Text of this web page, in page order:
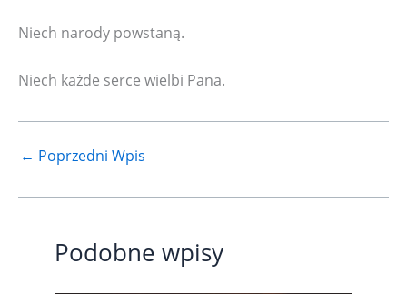
Niech narody powstaną.
Niech każde serce wielbi Pana.
← Poprzedni Wpis
Podobne wpisy